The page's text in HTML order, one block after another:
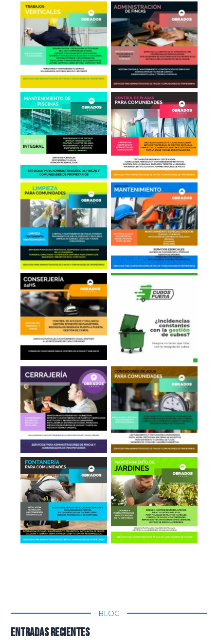
Trabajos Verticales
Administrador de
Fincas
Mantenimiento de
Piscinas
Control de Plagas
Limpieza en
Comunidades
Mantenimiento
General
Conserjería Sacar Cubos
Cerrajería Contadores de Agua
Fontanería Jardinería
BLOG
Entradas recientes